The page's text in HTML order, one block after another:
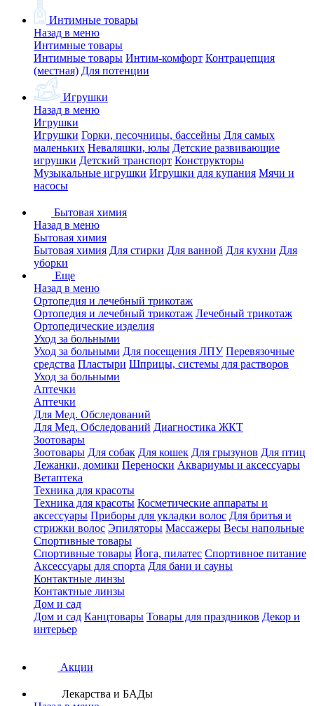
Интимные товары
Назад в меню
Интимные товары
Интимные товары Интим-комфорт Контрацепция
(местная) Для потенции
Игрушки
Назад в меню
Игрушки
Игрушки Горки, песочницы, бассейны Для самых
маленьких Неваляшки, юлы Детские развивающие
игрушки Детский транспорт Конструкторы
Музыкальные игрушки Игрушки для купания Мячи и
насосы
Бытовая химия
Назад в меню
Бытовая химия
Бытовая химия Для стирки Для ванной Для кухни Для
уборки
Еще
Назад в меню
Ортопедия и лечебный трикотаж
Ортопедия и лечебный трикотаж Лечебный трикотаж
Ортопедические изделия
Уход за больными
Уход за больными Для посещения ЛПУ Перевязочные
средства Пластыри Шприцы, системы для растворов
Уход за больными
Аптечки
Аптечки
Для Мед. Обследований
Для Мед. Обследований Диагностика ЖКТ
Зоотовары
Зоотовары Для собак Для кошек Для грызунов Для птиц
Лежанки, домики Переноски Аквариумы и аксессуары
Ветаптека
Техника для красоты
Техника для красоты Косметические аппараты и
аксессуары Приборы для укладки волос Для бритья и
стрижки волос Эпиляторы Массажеры Весы напольные
Спортивные товары
Спортивные товары Йога, пилатес Спортивное питание
Аксессуары для спорта Для бани и сауны
Контактные линзы
Контактные линзы
Дом и сад
Дом и сад Канцтовары Товары для праздников Декор и
интерьер
Акции
Лекарства и БАДы